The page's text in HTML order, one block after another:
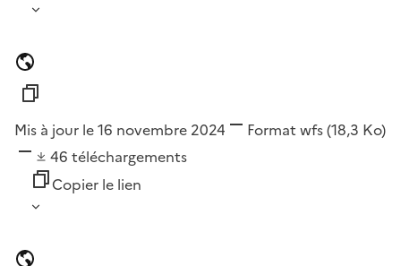
Mis à jour le 16 novembre 2024 Format wfs(18,3 Ko)
46 téléchargements
Copier le lien